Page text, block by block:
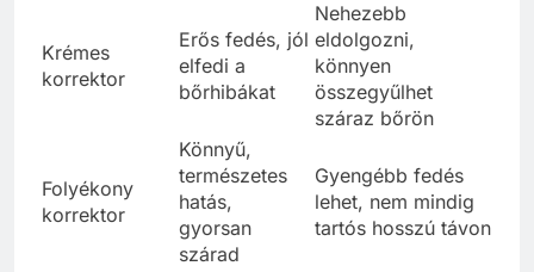
Krémes
korrektor
Erős fedés, jól
elfedi a
bőrhibákat
Nehezebb
eldolgozni,
könnyen
összegyűlhet
száraz bőrön
Folyékony
korrektor
Könnyű,
természetes
hatás,
gyorsan
szárad
Gyengébb fedés
lehet, nem mindig
tartós hosszú távon